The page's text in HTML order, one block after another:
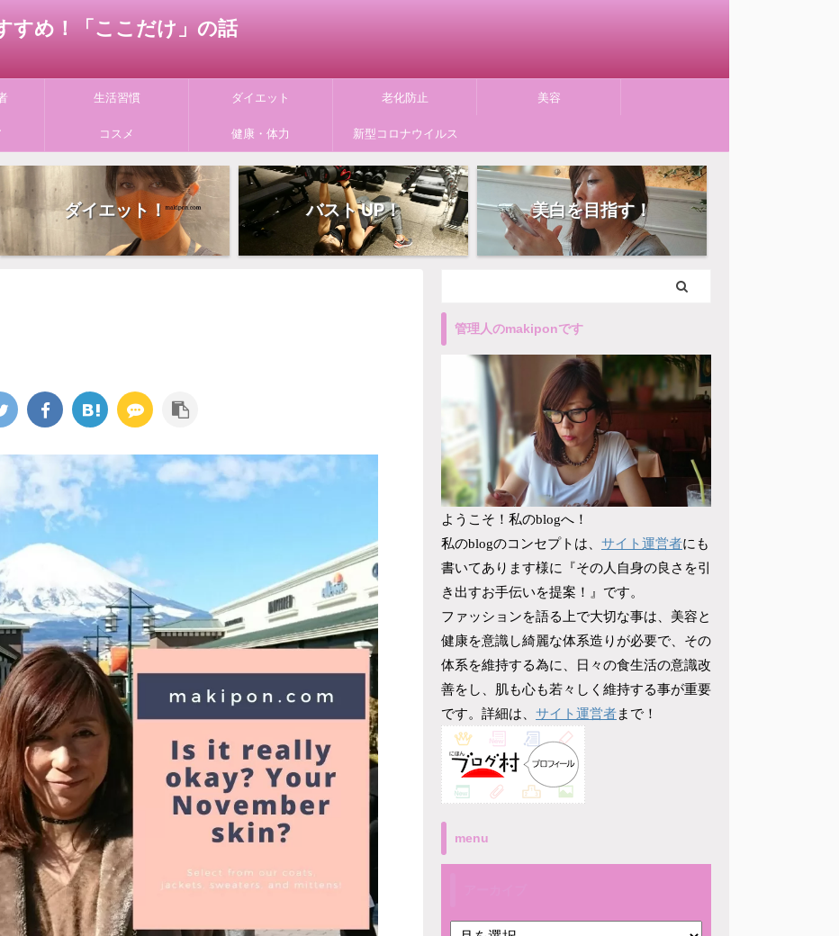
すめ！「ここだけ」の話
生活習慣 ダイエット 老化防止 美容
コスメ 健康・体力 新型コロナウイルス
ダイエット！ バスト UP！ 美白を目指す！
管理人のmakiponです
ようこそ！私のblogへ！
私のblogのコンセプトは、 サイト運営者にも
書いてあります様に『その人自身の良さを引
き出すお手伝いを提案！』です。
ファッションを語る上で大切な事は、美容と
健康を意識し綺麗な体系造りが必要で、その
体系を維持する為に、日々の食生活の意識改
善をし、肌も心も若々しく維持する事が重要
です。詳細は、 サイト運営者まで！
menu